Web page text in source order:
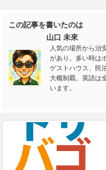
この記事を書いたのは
山口 未來
人気の場所から治
があり。多い時は
ゲストハウス、民
大概制覇。英語は
います。